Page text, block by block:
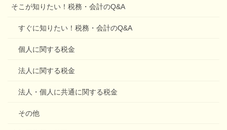
そこが知りたい！税務・会計のQ&A
すぐに知りたい！税務・会計のQ&A
個人に関する税金
法人に関する税金
法人・個人に共通に関する税金
その他